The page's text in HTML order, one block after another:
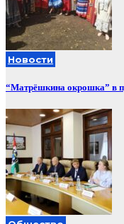
Новости
“Матрёшкина окрошка” в